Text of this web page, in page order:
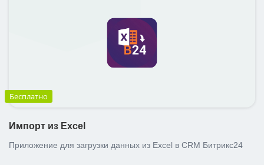
Бесплатно
Импорт из Excel
Приложение для загрузки данных из Excel в CRM Битрикс24